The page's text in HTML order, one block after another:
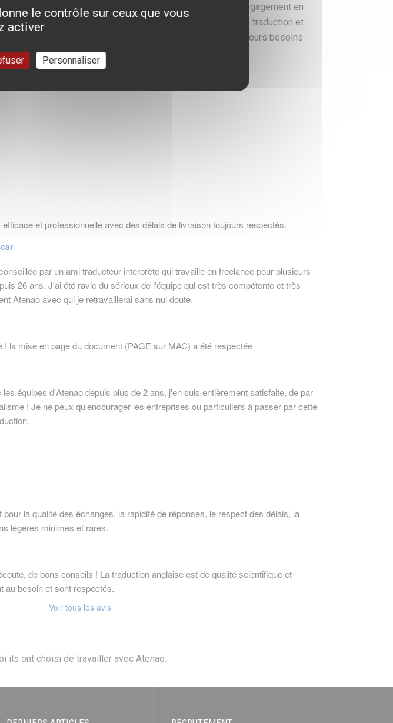
laissés par nos clients sur Google témoignent de notre engagement en
la satisfaction client. Découvrez nos références clients en traduction et
et les raisons pour lesquelles ils nous font confiance pour leurs besoins
efficace et professionnelle avec des délais de livraison toujours respectés.
par un ami traducteur interprète qui travaille en freelance pour plusieurs
26 ans. J'ai été ravie du sérieux de l'équipe qui est très compétente et très
Atenao avec qui je retravaillerai sans nul doute.
! la mise en page du document (PAGE sur MAC) a été respectée
équipes d'Atenao depuis plus de 2 ans, j'en suis entièrement satisfaite, de par
! Je ne peux qu'encourager les entreprises ou particuliers à passer par cette
pour la qualité des échanges, la rapidité de réponses, le respect des délais, la
légères minimes et rares.
de bons conseils ! La traduction anglaise est de qualité scientifique et
au besoin et sont respectés.
Voir tous les avis
ils ont choisi de travailler avec Atenao.
le contrôle sur ceux que vous
activer
Personnaliser